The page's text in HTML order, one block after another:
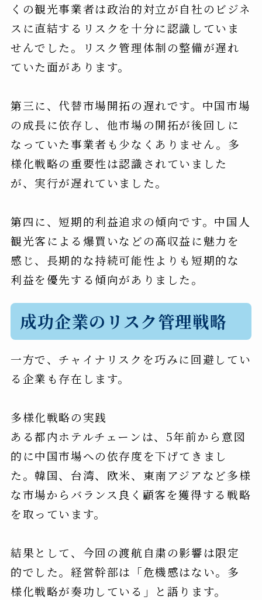
くの観光事業者は政治的対立が自社のビジネ
スに直結するリスクを十分に認識していま
せんでした。リスク管理体制の整備が遅れ
ていた面があります。
第三に、代替市場開拓の遅れです。中国市場
の成長に依存し、他市場の開拓が後回しに
なっていた事業者も少なくありません。多
様化戦略の重要性は認識されていました
が、実行が遅れていました。
第四に、短期的利益追求の傾向です。中国人
観光客による爆買いなどの高収益に魅力を
感じ、長期的な持続可能性よりも短期的な
利益を優先する傾向がありました。
成功企業のリスク管理戦略
一方で、チャイナリスクを巧みに回避してい
る企業も存在します。
多様化戦略の実践
ある都内ホテルチェーンは、5年前から意図
的に中国市場への依存度を下げてきまし
た。韓国、台湾、欧米、東南アジアなど多様
な市場からバランス良く顧客を獲得する戦略
を取っています。
結果として、今回の渡航自粛の影響は限定
的でした。経営幹部は「危機感はない。多
様化戦略が奏功している」と語ります。